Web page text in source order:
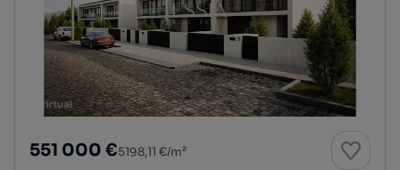
551 000 €5198,11 €/m²